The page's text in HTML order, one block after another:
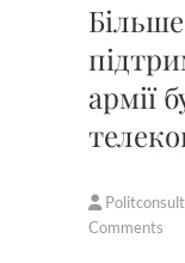
армії
Comments